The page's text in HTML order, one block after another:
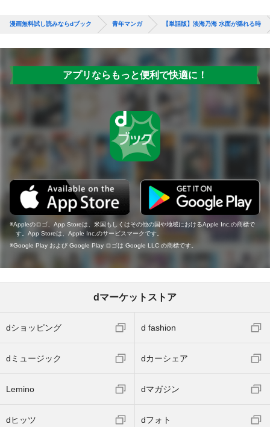
漫画無料試し読みならdブック 青年マンガ 【単話版】淡海乃海 水面が揺れる時
アプリならもっと便利で快適に！
Appleのロゴ、App Storeは、米国もしくはその他の国や地域におけるApple Inc.の商標で
す。App Storeは、Apple Inc.のサービスマークです。
Google Play および Google Play ロゴは Google LLC の商標です。
dマーケットストア
dショッピング d fashion
dミュージック dカーシェア
Lemino dマガジン
dヒッツ dフォト